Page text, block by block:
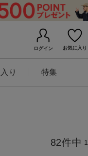
ログイン お気に入り
り 特集
82件中 1